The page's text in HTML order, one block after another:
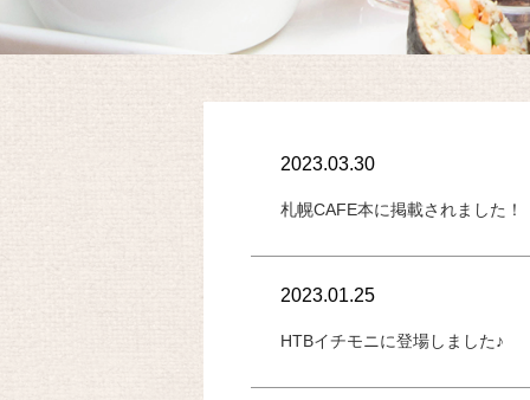
2023.03.30
札幌CAFE本に掲載されました！
2023.01.25
HTBイチモニに登場しました♪